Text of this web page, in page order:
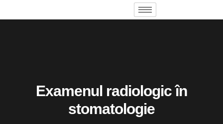
Examenul radiologic în
stomatologie